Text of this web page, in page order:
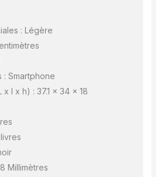
leur intérêt pour
l'astronomie dès le plus
n'est pas tout neuf. Il a
déjà été ouvert mais a
fonctionnalité.
: Légère
: Smartphone
l x h) : 37.1 x 34 x 18
Millimètres